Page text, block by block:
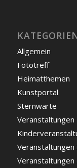
Allgemein
Fototreff
Heimatthemen
Kunstportal
Sternwarte
Veranstaltungen
Veranstaltungen
Veranstaltungen